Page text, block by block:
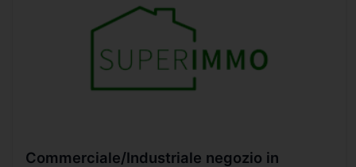
Commerciale/Industriale negozio in